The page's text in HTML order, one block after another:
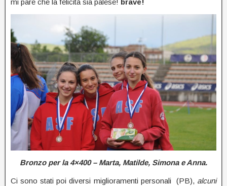
Bronzo per la 4×400 – Marta, Matilde, Simona e Anna.
Ci sono stati poi diversi miglioramenti personali (PB), alcuni